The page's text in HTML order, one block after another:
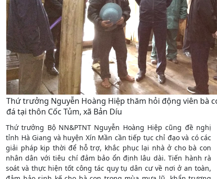
Thứ trưởng Nguyễn Hoàng Hiệp thăm hỏi động viên bà
đá tại thôn Cốc Tủm, xã Bản Díu
Thứ trưởng Bộ NN&PTNT Nguyễn Hoàng Hiệp cũng đề nghị
tỉnh Hà Giang và huyện Xín Mần cần tiếp tục chỉ đạo và có các
giải pháp kịp thời để hỗ trợ, khắc phục lại nhà ở cho bà con
nhân dân với tiêu chí đảm bảo ổn định lâu dài. Tiến hành rà
soát và thực hiện tốt công tác quy tụ dân cư về nơi ở an toàn,